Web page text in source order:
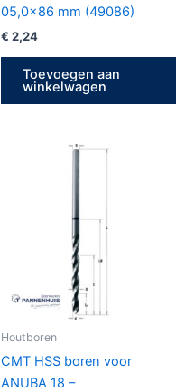
05,0×86 mm (49086)
€ 2,24
Toevoegen aan
winkelwagen
Houtboren
CMT HSS boren voor
ANUBA 18 –